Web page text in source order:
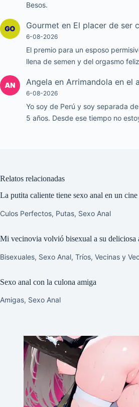
Besos.
Gourmet en El placer de ser
6-08-2026
El premio para un esposo
llena de semen y del orgasmo
Angela en Arrimandola en el
6-08-2026
Yo soy de Perú y soy separada
5 años. Desde ese tiempo no
Relatos relacionadas
La putita caliente tiene sexo anal en un
Culos Perfectos, Putas, Sexo Anal
Mi vecinovia volvió bisexual a su deliciosa
Bisexuales, Sexo Anal, Tríos, Vecinas y
Sexo anal con la culona amiga
Amigas, Sexo Anal